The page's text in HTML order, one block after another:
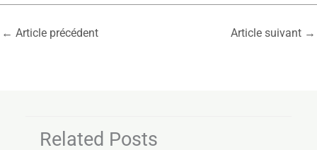
← Article précédent Article suivant →
Related Posts